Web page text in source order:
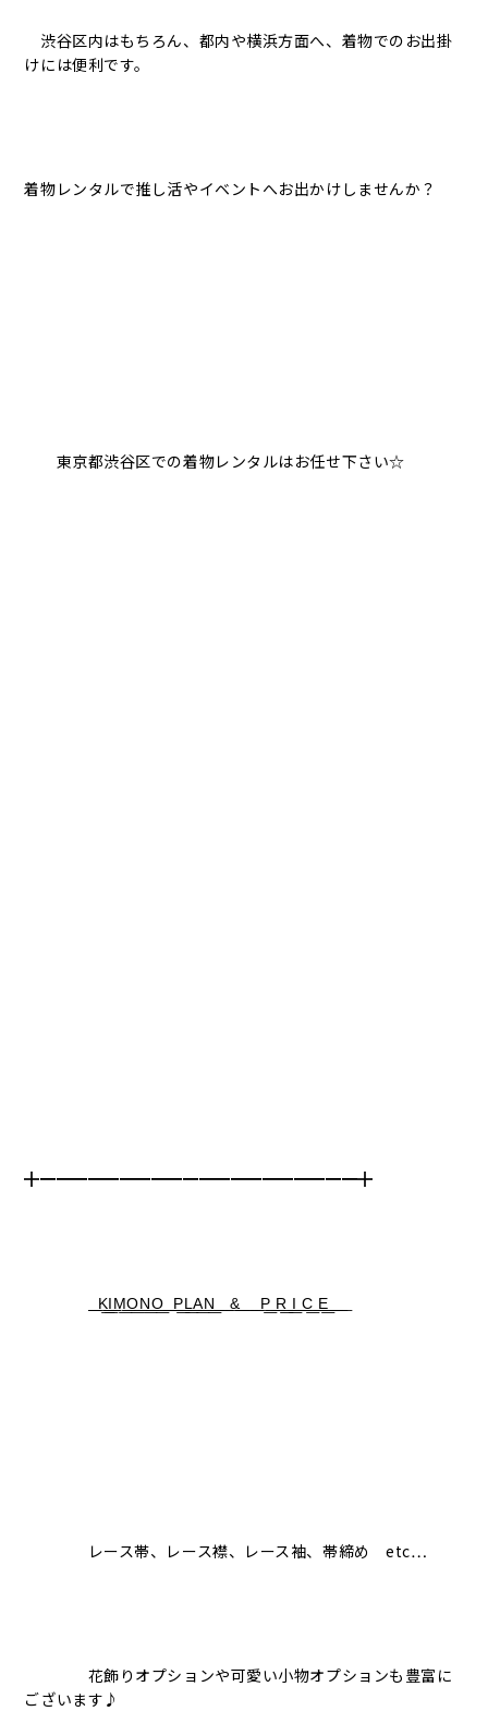
渋谷区内はもちろん、都内や横浜方面へ、着物でのお出掛
けには便利です。
着物レンタルで推し活やイベントへお出かけしませんか？
東京都渋谷区での着物レンタルはお任せ下さい☆
╋━━━━━━━━━━━━━━━━━━━━╋
͟͟͟ ͟K͟͟͟I͟͟͟M͟͟͟O͟͟͟N͟͟͟O͟͟͟ ͟͟͟ ͟͟͟P͟͟͟L͟͟͟A͟͟͟N͟͟͟ ͟ ͟ ͟&͟͟͟ ͟ ͟ ͟ ͟P͟͟͟ ͟͟͟R͟͟͟ ͟͟͟I͟͟͟ ͟͟͟C͟͟͟ ͟͟͟E͟͟͟ ͟͟͟ ͟ ͟
レース帯、レース襟、レース袖、帯締め etc…
花飾りオプションや可愛い小物オプションも豊富に
ございます♪